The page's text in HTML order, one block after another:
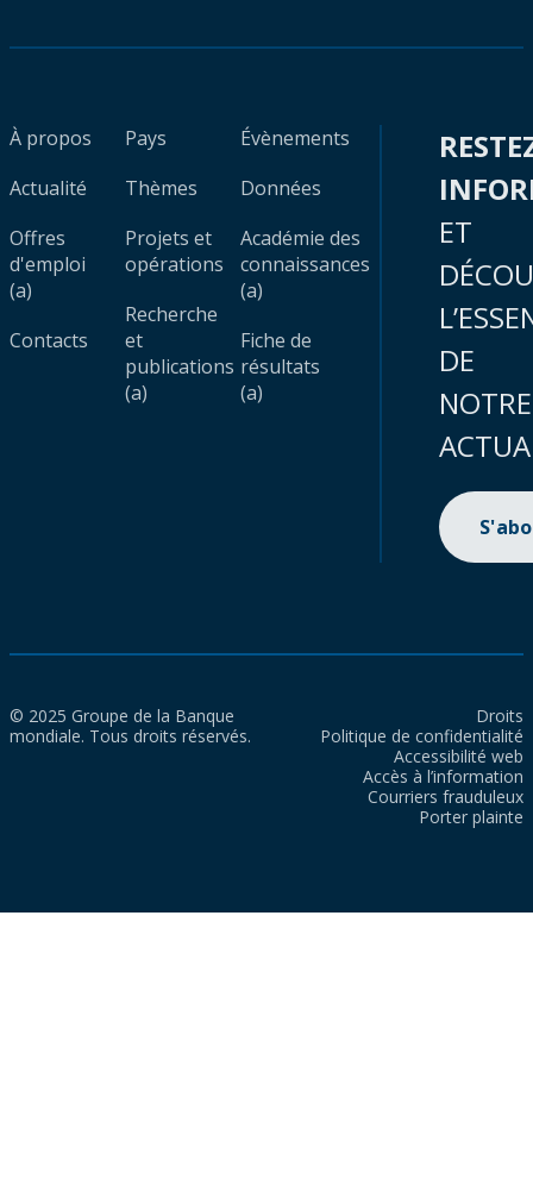
À propos
Actualité
Offres
d'emploi
(a)
Contacts
Pays
Thèmes
Projets et
opérations
Recherche
et
publications
(a)
Évènements
Données
Académie des
connaissances
(a)
Fiche de
résultats
(a)
ET
DE
NOTRE
© 2025 Groupe de la Banque
mondiale. Tous droits réservés.
Droits
Politique de confidentialité
Accessibilité web
Accès à l’information
Courriers frauduleux
Porter plainte